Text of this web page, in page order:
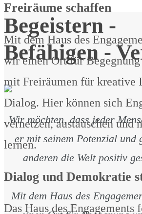
Freiräume schaffen
Mit dem Haus des
wir einen Ort für
mit Freiräumen für kreative
Dialog. Hier können sich
vernetzen, austauschen und
lernen.
Dialog und Demokratie
Das Haus des Engagements
Begeistern -
Befähigen -
Wir möchten, dass jeder
er mit seinem Potenzial und
anderen die Welt positiv
Mit dem Haus des